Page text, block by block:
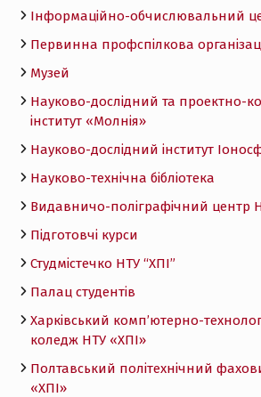
Інформаційно-обчислювальний
Первинна профспілкова
Музей
Науково-дослідний та проектно-
інститут «Молнія»
Науково-дослідний інститут
Науково-технічна бібліотека
Видавничо-поліграфічний центр
Підготовчі курси
Студмістечко НТУ “ХПІ”
Палац студентів
Харківський комп’ютерно-
коледж НТУ «ХПI»
Полтавський політехнічний
«ХПI»